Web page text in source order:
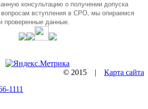
консультацию о получении допуска
вступления в СРО, мы опираемся
проверенные данные.
© 2015 | Карта сайта
1111